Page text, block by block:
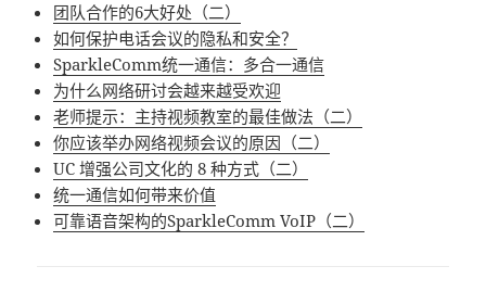
团队合作的6大好处（二）
如何保护电话会议的隐私和安全？
SparkleComm统一通信：多合一通信
为什么网络研讨会越来越受欢迎
老师提示：主持视频教室的最佳做法（二）
你应该举办网络视频会议的原因（二）
UC 增强公司文化的 8 种方式（二）
统一通信如何带来价值
可靠语音架构的SparkleComm VoIP（二）